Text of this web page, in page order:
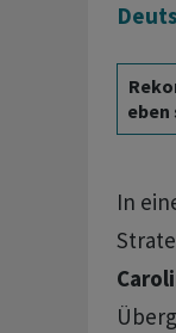
eben
In